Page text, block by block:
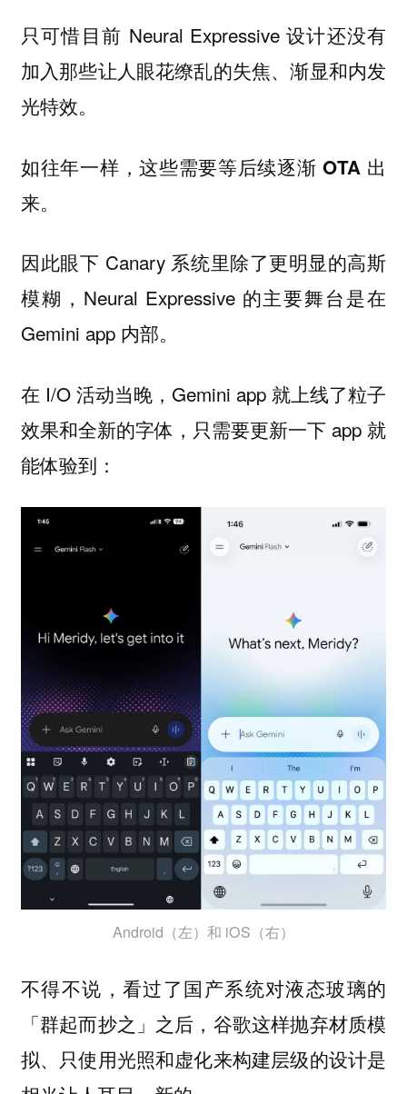
只可惜目前 Neural Expressive 设计还没有
加入那些让人眼花缭乱的失焦、渐显和内发
光特效。
如往年一样，这些需要等后续逐渐 OTA 出
来。
因此眼下 Canary 系统里除了更明显的高斯
模糊，Neural Expressive 的主要舞台是在
Gemini app 内部。
在 I/O 活动当晚，Gemini app 就上线了粒子
效果和全新的字体，只需要更新一下 app 就
能体验到：
Android（左）和 iOS（右）
不得不说，看过了国产系统对液态玻璃的
「群起而抄之」之后，谷歌这样抛弃材质模
拟、只使用光照和虚化来构建层级的设计是